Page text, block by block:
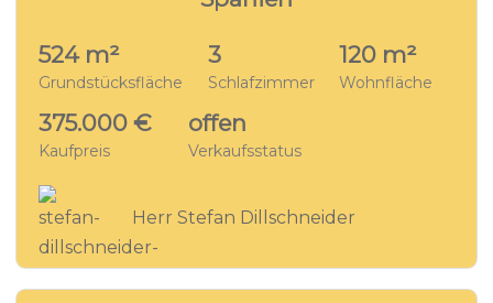
524 m²
Grundstücksfläche
3
Schlafzimmer
120 m²
Wohnfläche
375.000 €
Kaufpreis
offen
Verkaufsstatus
Herr Stefan Dillschneider
27 VILLA - EC6515